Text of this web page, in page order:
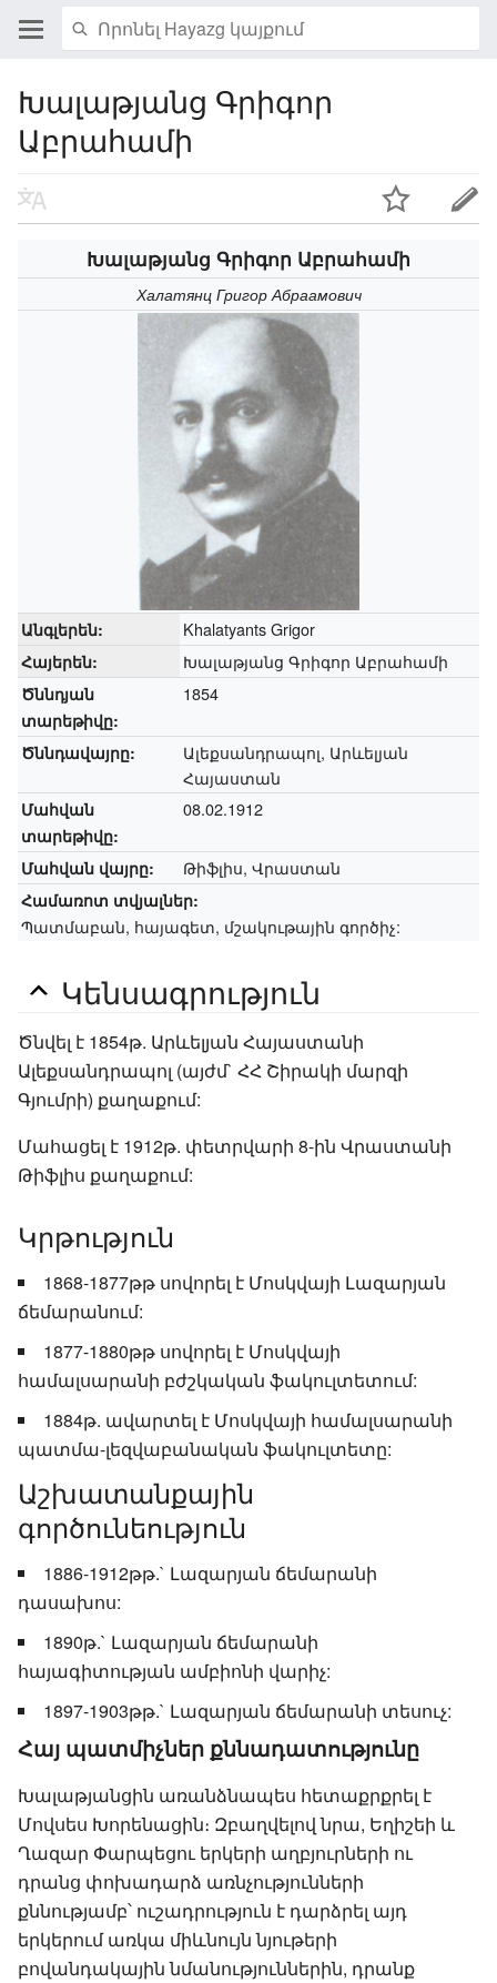
Խալաթյանց Գրիգոր
Աբրահամի
Խալաթյանց Գրիգոր Աբրահամի
Халатянц Григор Абраамович
Անգլերեն: Khalatyants Grigor
Հայերեն: Խալաթյանց Գրիգոր Աբրահամի
Ծննդյան
տարեթիվը:
1854
Ծննդավայրը:
Ալեքսանդրապոլ, Արևելյան
Հայաստան
Մահվան
տարեթիվը:
08.02.1912
Մահվան վայրը: Թիֆլիս, Վրաստան
Համառոտ տվյալներ:
Պատմաբան, հայագետ, մշակութային գործիչ:
Կենսագրություն
Ծնվել է 1854թ. Արևելյան Հայաստանի
Ալեքսանդրապոլ (այժմ` ՀՀ Շիրակի մարզի
Գյումրի) քաղաքում:
Մահացել է 1912թ. փետրվարի 8-ին Վրաստանի
Թիֆլիս քաղաքում:
Կրթություն
1868-1877թթ սովորել է Մոսկվայի Լազարյան
ճեմարանում:
1877-1880թթ սովորել է Մոսկվայի
համալսարանի բժշկական ֆակուլտետում:
1884թ. ավարտել է Մոսկվայի համալսարանի
պատմա-լեզվաբանական ֆակուլտետը:
Աշխատանքային
գործունեություն
1886-1912թթ.` Լազարյան ճեմարանի
դասախոս:
1890թ.` Լազարյան ճեմարանի
հայագիտության ամբիոնի վարիչ:
1897-1903թթ.` Լազարյան ճեմարանի տեսուչ:
Հայ պատմիչներ քննադատությունը
Խալաթյանցին առանձնապես հետաքրքրել է
Մովսես Խորենացին։ Զբաղվելով նրա, Եղիշեի և
Ղազար Փարպեցու երկերի աղբյուրների ու
դրանց փոխադարձ առնչությունների
քննությամբ՝ ուշադրություն է դարձրել այդ
երկերում առկա միևնույն նյութերի
բովանդակային նմանություններին, դրանք